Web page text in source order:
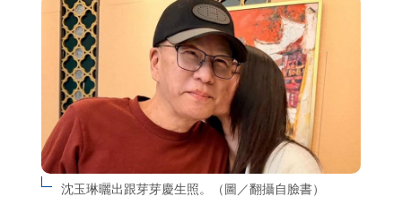
沈玉琳曬出跟芽芽慶生照。（圖／翻攝自臉書）